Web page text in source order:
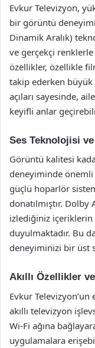
Evkur Televizyon,
bir görüntü
Dinamik Aralık)
ve gerçekçi
özellikler, özellikle
takip ederken büyük
açıları sayesinde,
keyifli anlar
Ses Teknolojisi
Görüntü kalitesi
deneyiminde önemli
güçlü hoparlör
donatılmıştır.
izlediğiniz
duyulmaktadır. Bu
deneyiminizi bir üst
Akıllı Özellikler
Evkur
akıllı televizyon
Wi-Fi ağına
uygulamalara